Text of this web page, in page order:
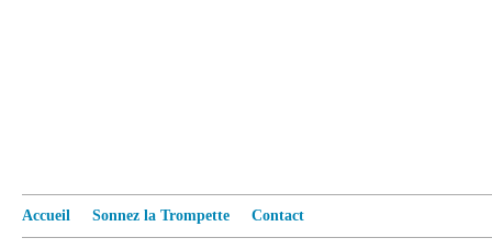
Accueil Sonnez la Trompette Contact